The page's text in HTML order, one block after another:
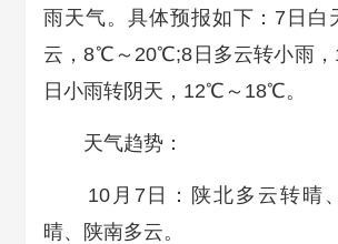
雨天气。具体预报如下：7日白
云，8℃～20℃;8日多云转小雨
日小雨转阴天，12℃～18℃。
天气趋势：
10月7日：陕北多云转晴
晴、陕南多云。